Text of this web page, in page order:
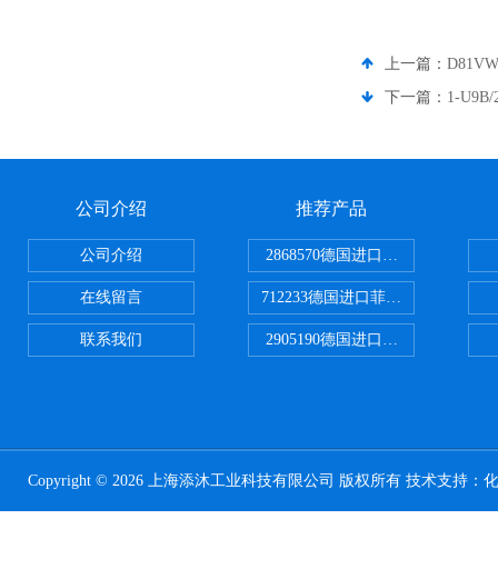
上一篇：
下一篇： 1-
公司介绍
公司介绍
在线留言
联系我们
推荐产品
2868570德国进口菲尼克斯电源
712233德国进口菲尼克斯断路器
2905190德国进口菲尼克斯继电器
Copyright © 2026 上海添沐工业科技有限公司 版权所有 技术支持：